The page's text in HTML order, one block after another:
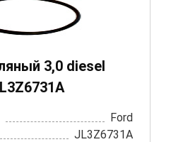
3,0 diesel
Ford
JL3Z6731A